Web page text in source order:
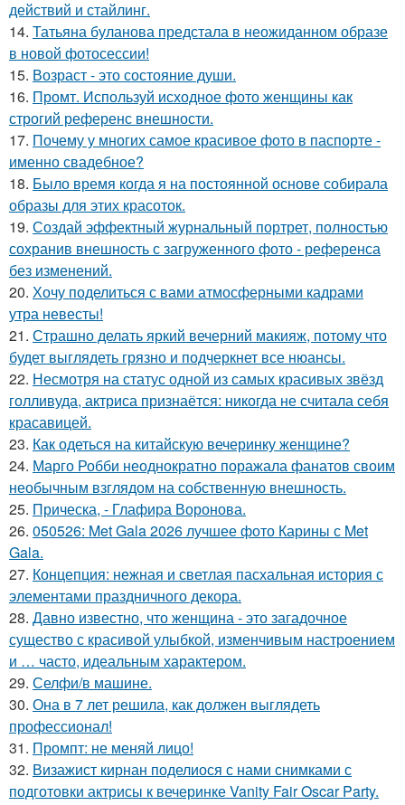
действий и стайлинг.
14. Татьяна буланова предстала в неожиданном образе
в новой фотосессии!
15. Возраст - это состояние души.
16. Промт. Используй исходное фото женщины как
строгий референс внешности.
17. Почему у многих самое красивое фото в паспорте -
именно свадебное?
18. Было время когда я на постоянной основе собирала
образы для этих красоток.
19. Создай эффектный журнальный портрет, полностью
сохранив внешность с загруженного фото - референса
без изменений.
20. Хочу поделиться с вами атмосферными кадрами
утра невесты!
21. Страшно делать яркий вечерний макияж, потому что
будет выглядеть грязно и подчеркнет все нюансы.
22. Несмотря на статус одной из самых красивых звёзд
голливуда, актриса признаётся: никогда не считала себя
красавицей.
23. Как одеться на китайскую вечеринку женщине?
24. Марго Робби неоднократно поражала фанатов своим
необычным взглядом на собственную внешность.
25. Прическа, - Глафира Воронова.
26. 050526: Met Gala 2026 лучшее фото Карины с Met
Gala.
27. Концепция: нежная и светлая пасхальная история с
элементами праздничного декора.
28. Давно известно, что женщина - это загадочное
существо с красивой улыбкой, изменчивым настроением
и … часто, идеальным характером.
29. Селфи/в машине.
30. Она в 7 лет решила, как должен выглядеть
профессионал!
31. Промпт: не меняй лицо!
32. Визажист кирнан поделиося с нами снимками с
подготовки актрисы к вечеринке Vanity Fair Oscar Party.